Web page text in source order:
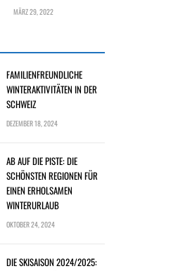
MÄRZ 29, 2022
FAMILIENFREUNDLICHE
WINTERAKTIVITÄTEN IN DER
SCHWEIZ
DEZEMBER 18, 2024
AB AUF DIE PISTE: DIE
SCHÖNSTEN REGIONEN FÜR
EINEN ERHOLSAMEN
WINTERURLAUB
OKTOBER 24, 2024
DIE SKISAISON 2024/2025: